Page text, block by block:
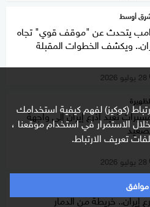
(كوكيز) لفهم كيفية استخدامك
الاستمرار في استخدام موقعنا ،
تعريف الارتباط.
موافق
أوسط
يتحدث عن "موقف قوي" تجاه
ويكشف الخطوات المقبلة
28 يوليو 2026
تعيد أذرع إيران إلى واجهة
28 يوليو 2026
عالم
إيران.. خريطة من الدمار